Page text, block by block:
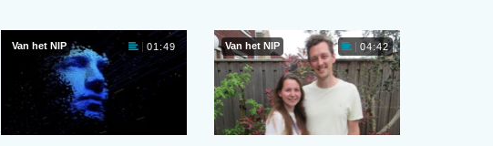
Van het NIP 01:49 Van het NIP 04:42